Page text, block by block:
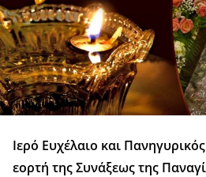
Ιερό Ευχέλαιο και
εορτή της Συνάξεως της